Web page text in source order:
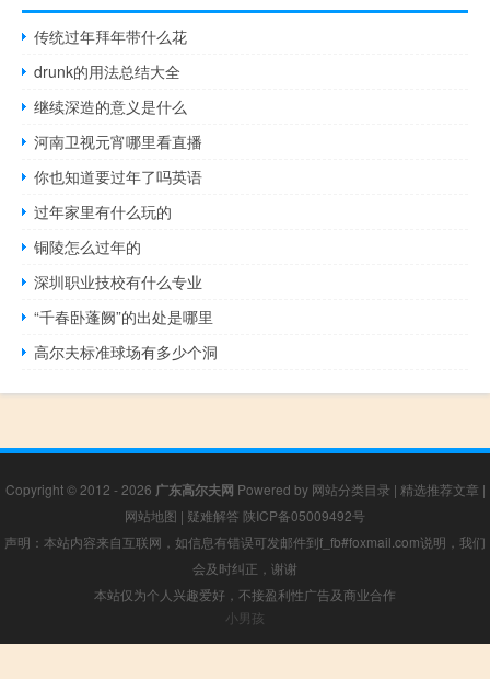
传统过年拜年带什么花
drunk的用法总结大全
继续深造的意义是什么
河南卫视元宵哪里看直播
你也知道要过年了吗英语
过年家里有什么玩的
铜陵怎么过年的
深圳职业技校有什么专业
“千春卧蓬阙”的出处是哪里
高尔夫标准球场有多少个洞
Copyright © 2012 - 2026 广东高尔夫网 Powered by 网站分类目录 | 精选推荐文章 |
网站地图 | 疑难解答 陕ICP备05009492号
声明：本站内容来自互联网，如信息有错误可发邮件到f_fb#foxmail.com说明，我们
会及时纠正，谢谢
本站仅为个人兴趣爱好，不接盈利性广告及商业合作
小男孩